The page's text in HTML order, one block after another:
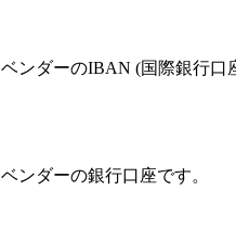
ベンダーのIBAN (国際銀行口
ベンダーの銀行口座です。